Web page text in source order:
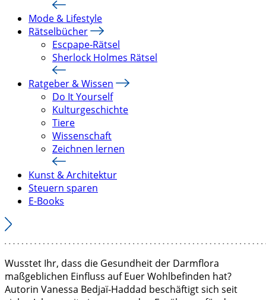
Mode & Lifestyle
Rätselbücher
Escpape-Rätsel
Sherlock Holmes Rätsel
Ratgeber & Wissen
Do It Yourself
Kulturgeschichte
Tiere
Wissenschaft
Zeichnen lernen
Kunst & Architektur
Steuern sparen
E-Books
Wusstet Ihr, dass die Gesundheit der Darmflora
maßgeblichen Einfluss auf Euer Wohlbefinden hat?
Autorin Vanessa Bedjaï-Haddad beschäftigt sich seit